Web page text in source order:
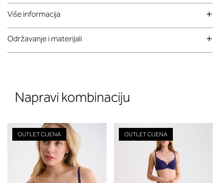
Više informacija
Održavanje i materijali
Napravi kombinaciju
OUTLET CIJENA OUTLET CIJENA